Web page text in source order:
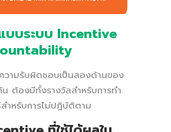
บบระบบ Incentive
ความรับผิดชอบเป็นสองด้านของ
น ต้องมีทั้งรางวัลสำหรับการทำ
ำหรับการไม่ปฏิบัติตาม